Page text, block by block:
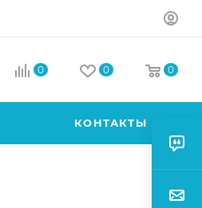
0 0 0
КОНТАКТЫ